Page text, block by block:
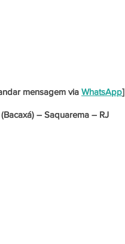
mensagem via WhatsApp]
– Saquarema – RJ